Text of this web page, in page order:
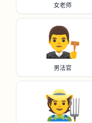
女老师
👨‍⚖️
男法官
🧑‍🌾